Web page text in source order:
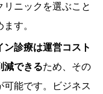
リニックを選ぶこと
す。
診療は運営コスト
減できるため、その
能です。ビジネス